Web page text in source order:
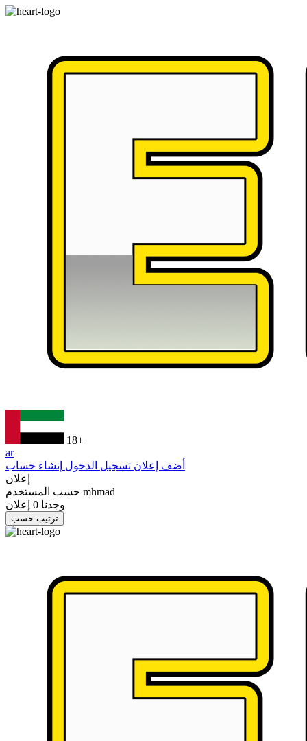
18+
ar
أضف إعلان تسجيل الدخول إنشاء حساب
إعلان
mhmad
وجدنا 0 إعلان
ترتيب حسب